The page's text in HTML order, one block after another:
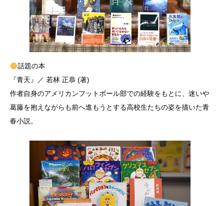
話題の本
『青天』／ 若林 正恭 (著)
作者自身のアメリカンフットボール部での経験をもとに、迷いや
葛藤を抱えながらも前へ進もうとする高校生たちの姿を描いた青
春小説。